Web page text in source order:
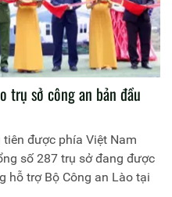
trụ sở công an bản đầu
được phía Việt Nam
số 287 trụ sở đang được
hỗ trợ Bộ Công an Lào tại